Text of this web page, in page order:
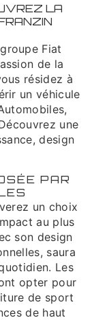
LA
Fiat
de la
résidez à
un véhicule
une
design
PAR
un choix
au plus
son design
saura
Les
opter pour
de sport
de haut